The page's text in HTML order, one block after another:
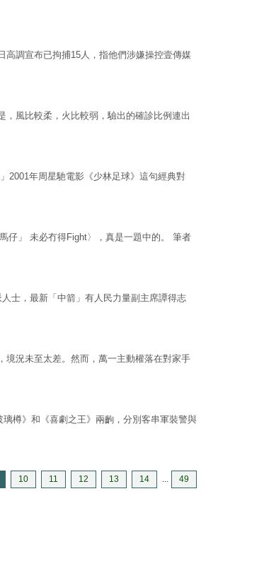
高調宣布已拘捕15人，指他們涉嫌操控壹傳媒
，風比較柔，火比較弱，驗出的確診比例連出
2001年周星馳電影《少林足球》這句經典對
仔」 未必冇得Fight〉，真是一題中的。 筆者
士，最新「中箭」有人民力量副主席譚得志
境況未至太差。然而，萬一主動權落在對家手
樽》和《喜劇之王》兩齣，分別客串軍裝警與
10 11 12 13 14 ... 49